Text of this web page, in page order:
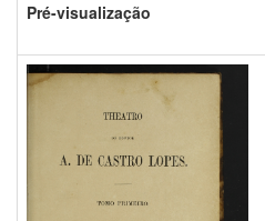
Pré-visualização